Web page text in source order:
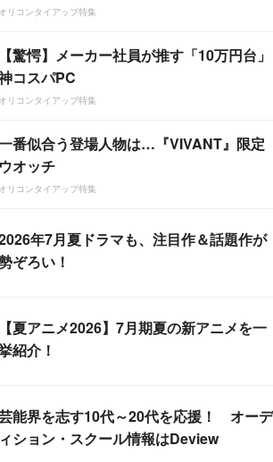
オリコンタイアップ特集
【驚愕】メーカー社員が推す「10万円台」
コスパPC
オリコンタイアップ特集
番似合う登場人物は…『VIVANT』限定
ウオッチ
オリコンタイアップ特集
年7月夏ドラマも、注目作＆話題作が
ぞろい！
【夏アニメ2026】7月期夏の新アニメを一
紹介！
能界を志す10代～20代を応援！ オーデ
ィション・スクール情報はDeview